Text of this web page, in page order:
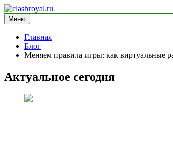
Перейти
к
содержимому
clashroyal.ru
информационный сайт
Меню
Главная
Блог
Меняем правила игры: как виртуальные
Актуальное сегодня